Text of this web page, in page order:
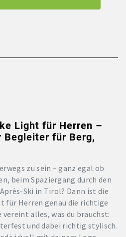
Light für Herren –
Begleiter für Berg,
zu sein – ganz egal ob
beim Spaziergang durch den
Ski in Tirol? Dann ist die
für Herren genau die richtige
vereint alles, was du brauchst:
und dabei richtig stylisch.